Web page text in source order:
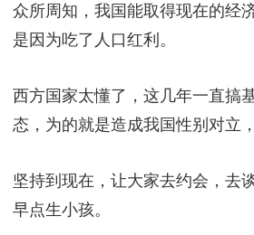
众所周知，我国能取得现在的经
是因为吃了人口红利。
西方国家太懂了，这几年一直搞
态，为的就是造成我国性别对立
坚持到现在，让大家去约会，去
早点生小孩。